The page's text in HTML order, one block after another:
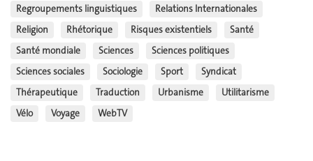
Regroupements linguistiques
Relations Internationales
Religion
Rhétorique Risques existentiels
Santé
Santé mondiale
Sciences
Sciences politiques
Sciences sociales
Sociologie Sport
Syndicat
Thérapeutique
Traduction Urbanisme
Utilitarisme
Vélo
Voyage WebTV